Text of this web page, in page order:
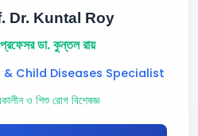
Dr. Kuntal Roy
ডা. কুন্তল রায়
Child Diseases Specialist
ও শিশু রোগ বিশেষজ্ঞ